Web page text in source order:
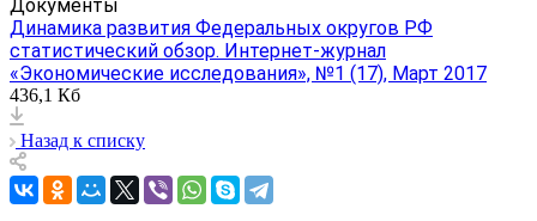
Документы
Динамика развития Федеральных округов РФ
статистический обзор. Интернет-журнал
«Экономические исследования», №1 (17), Март 2017
436,1 Кб
Назад к списку